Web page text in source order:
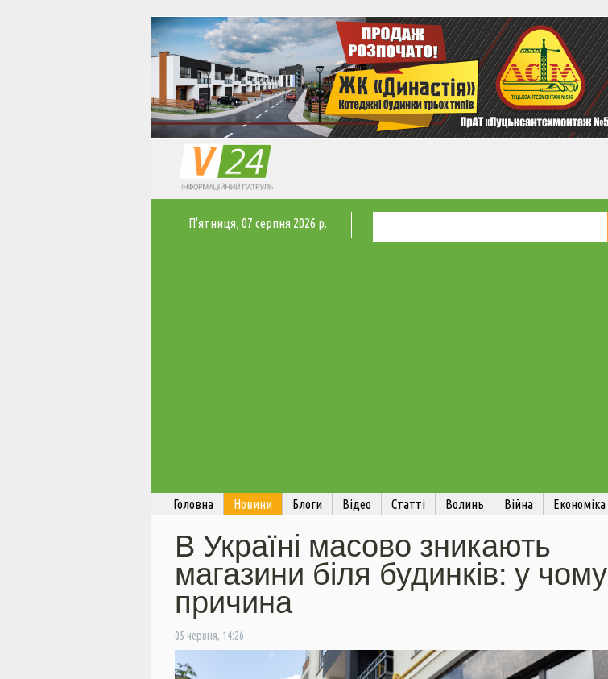
П'ятниця, 07 серпня 2026 р.
Головна Новини Блоги Відео Статті Волинь Війна Економіка
В Україні масово зникають
магазини біля будинків: у чому
причина
05 червня, 14:26